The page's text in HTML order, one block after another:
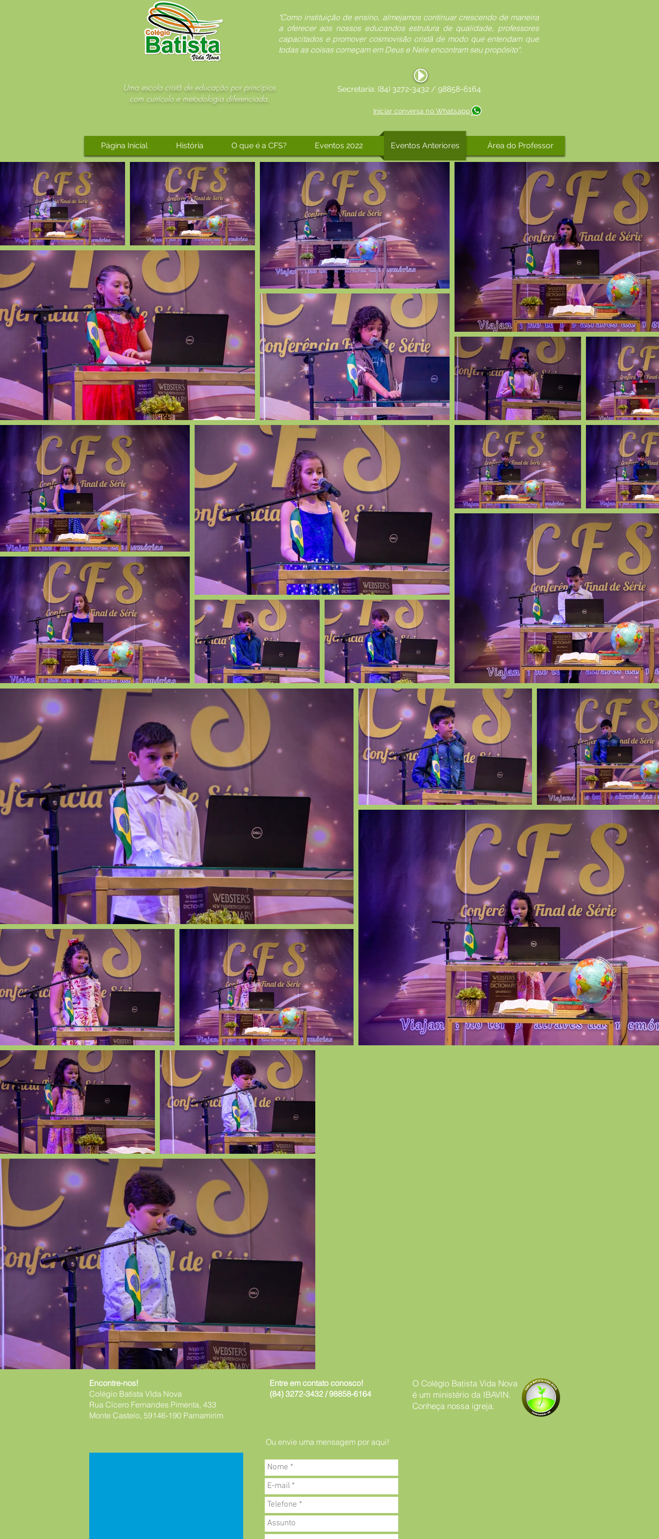
"Como instituição de ensino, almejamos continuar crescendo de maneira
a oferecer aos nossos educandos estrutura de qualidade, professores
capacitados e promover cosmovisão cristã de modo que entendam que
todas as coisas começam em Deus e Nele encontram seu propósito".
Uma escola cristã de educação por princípios
com currículo e metodologia diferenciada.
Secretaria: (84) 3272-3432 / 98858-6164
Iniciar conversa no Whatsapp
Página Inicial História O que é a CFS? Eventos 2022 Eventos Anteriores Área do Professor
Encontre-nos!
Colégio Batista VIda Nova
Rua Cícero Fernandes Pimenta, 433
Monte Castelo, 59146-190 Parnamirim
Entre em contato conosco!
(84) 3272-3432 / 98858-6164
O Colégio Batista Vida Nova
é um ministério da IBAVIN.
Conheça nossa igreja.
Ou envie uma mensagem por aqui!